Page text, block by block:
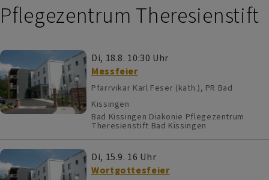
Pflegezentrum Theresienstift
Di, 18.8. 10:30 Uhr
Messfeier
Pfarrvikar Karl Feser (kath.), PR Bad
Kissingen
Bad Kissingen Diakonie Pflegezentrum
Theresienstift Bad Kissingen
Di, 15.9. 16 Uhr
Wortgottesfeier